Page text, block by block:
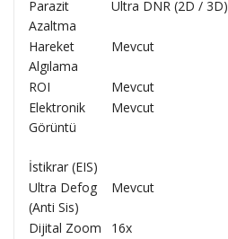
Parazit
Azaltma
Ultra DNR (2D / 3D)
Hareket
Algılama
Mevcut
ROI
Mevcut
Elektronik
Görüntü
İstikrar (EIS)
Mevcut
Ultra Defog
(Anti Sis)
Mevcut
Dijital Zoom
16x